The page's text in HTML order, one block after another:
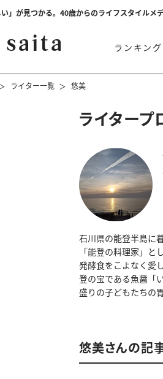
い」が見つかる。40歳からのライフスタイルメ
ランキング
ライター一覧 悠美
ライタープ
石川県の能登半島に
「能登の料理家」と
発酵食をこよなく愛
登の宝である魚醤「
盛りの子どもたちの
悠美さんの記